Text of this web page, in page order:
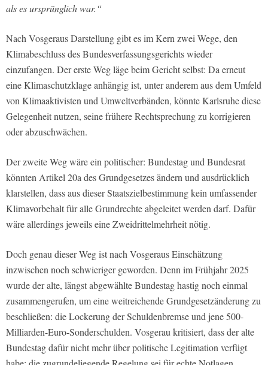
als es ursprünglich war.“
Nach Vosgeraus Darstellung gibt es im Kern zwei Wege, den
Klimabeschluss des Bundesverfassungsgerichts wieder
einzufangen. Der erste Weg läge beim Gericht selbst: Da erneut
eine Klimaschutzklage anhängig ist, unter anderem aus dem Umfeld
von Klimaaktivisten und Umweltverbänden, könnte Karlsruhe diese
Gelegenheit nutzen, seine frühere Rechtsprechung zu korrigieren
oder abzuschwächen.
Der zweite Weg wäre ein politischer: Bundestag und Bundesrat
könnten Artikel 20a des Grundgesetzes ändern und ausdrücklich
klarstellen, dass aus dieser Staatszielbestimmung kein umfassender
Klimavorbehalt für alle Grundrechte abgeleitet werden darf. Dafür
wäre allerdings jeweils eine Zweidrittelmehrheit nötig.
Doch genau dieser Weg ist nach Vosgeraus Einschätzung
inzwischen noch schwieriger geworden. Denn im Frühjahr 2025
wurde der alte, längst abgewählte Bundestag hastig noch einmal
zusammengerufen, um eine weitreichende Grundgesetzänderung zu
beschließen: die Lockerung der Schuldenbremse und jene 500-
Milliarden-Euro-Sonderschulden. Vosgerau kritisiert, dass der alte
Bundestag dafür nicht mehr über politische Legitimation verfügt